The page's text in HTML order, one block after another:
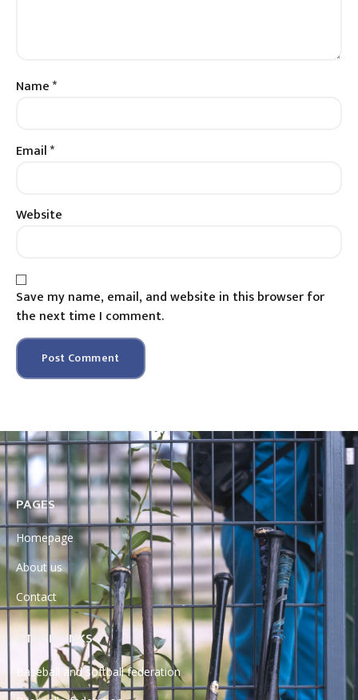
Name*
Email*
Website
Save my name, email, and website in this browser for
the next time I comment.
PAGES
Homepage
About us
Contact
OTHER LINKS
Baseball and softball federation